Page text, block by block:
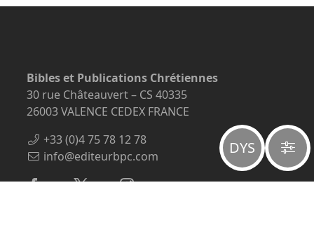
DYS
Bibles et Publications Chrétiennes
30 rue Châteauvert – CS 40335
26003 VALENCE CEDEX FRANCE
+33 (0)4 75 78 12 78
info@editeurbpc.com